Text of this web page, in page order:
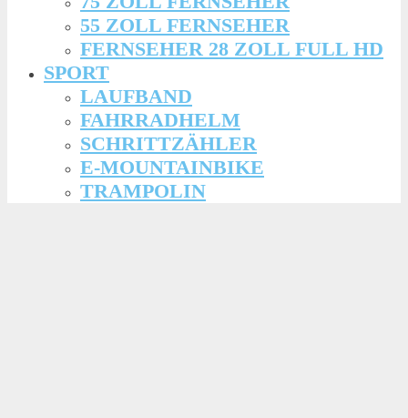
55 ZOLL FERNSEHER
FERNSEHER 28 ZOLL FULL HD
SPORT
LAUFBAND
FAHRRADHELM
SCHRITTZÄHLER
E-MOUNTAINBIKE
TRAMPOLIN